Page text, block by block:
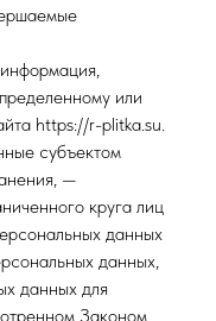
или
https://r-plitka.su.
субъектом
—
круга лиц
данных
данных,
данных для
Законом